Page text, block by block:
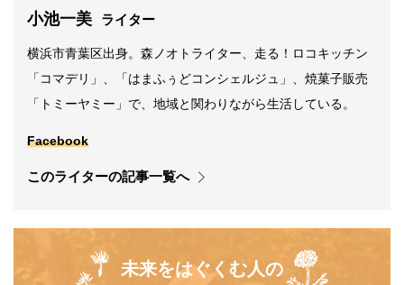
小池一美 ライター
横浜市青葉区出身。森ノオトライター、走る！ロコキッチン
「コマデリ」、「はまふぅどコンシェルジュ」、焼菓子販売
「トミーヤミー」で、地域と関わりながら生活している。
Facebook
このライターの記事一覧へ
未来をはぐくむ人の